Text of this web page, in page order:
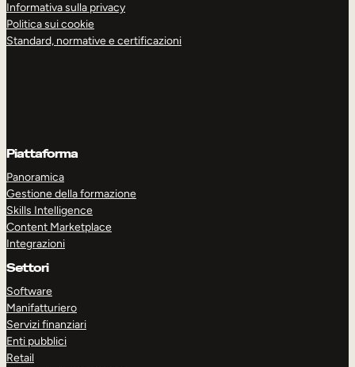
Informativa sulla privacy
Politica sui cookie
Standard, normative e certificazioni
Piattaforma
Panoramica
Gestione della formazione
Skills Intelligence
Content Marketplace
Integrazioni
Settori
Software
Manifatturiero
Servizi finanziari
Enti pubblici
Retail